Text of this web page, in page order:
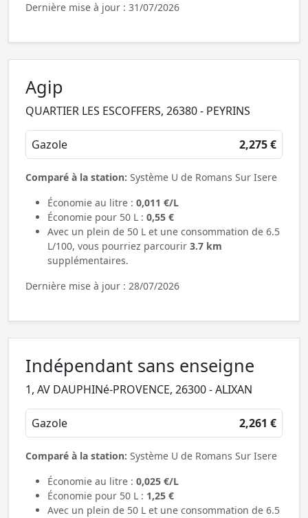
Dernière mise à jour : 31/07/2026
Agip
QUARTIER LES ESCOFFERS, 26380 - PEYRINS
Gazole 2,275 €
Comparé à la station: Système U de Romans Sur Isere
Économie au litre : 0,011 €/L
Économie pour 50 L : 0,55 €
Avec un plein de 50 L et une consommation de 6.5
L/100, vous pourriez parcourir 3.7 km
supplémentaires.
Dernière mise à jour : 28/07/2026
Indépendant sans enseigne
1, AV DAUPHINé-PROVENCE, 26300 - ALIXAN
Gazole 2,261 €
Comparé à la station: Système U de Romans Sur Isere
Économie au litre : 0,025 €/L
Économie pour 50 L : 1,25 €
Avec un plein de 50 L et une consommation de 6.5